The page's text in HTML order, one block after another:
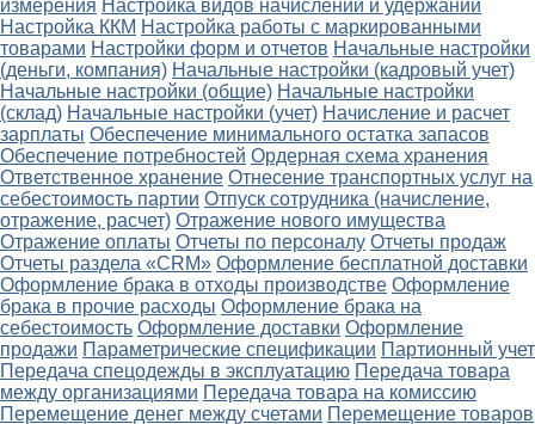
измерения Настройка видов начислений и удержаний
Настройка ККМ Настройка работы с маркированными
товарами Настройки форм и отчетов Начальные настройки
(деньги, компания) Начальные настройки (кадровый учет)
Начальные настройки (общие) Начальные настройки
(склад) Начальные настройки (учет) Начисление и расчет
зарплаты Обеспечение минимального остатка запасов
Обеспечение потребностей Ордерная схема хранения
Ответственное хранение Отнесение транспортных услуг на
себестоимость партии Отпуск сотрудника (начисление,
отражение, расчет) Отражение нового имущества
Отражение оплаты Отчеты по персоналу Отчеты продаж
Отчеты раздела «CRM» Оформление бесплатной доставки
Оформление брака в отходы производстве Оформление
брака в прочие расходы Оформление брака на
себестоимость Оформление доставки Оформление
продажи Параметрические спецификации Партионный учет
Передача спецодежды в эксплуатацию Передача товара
между организациями Передача товара на комиссию
Перемещение денег между счетами Перемещение товаров